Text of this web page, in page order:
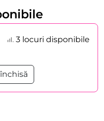
3 locuri disponibile